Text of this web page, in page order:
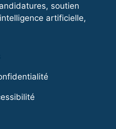
soutien
artificielle,